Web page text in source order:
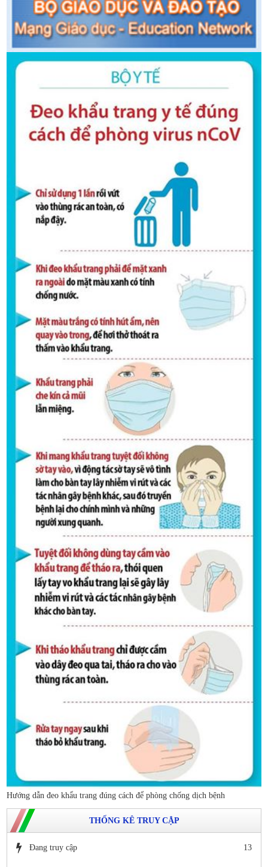
Hướng dẫn đeo khẩu trang đúng cách để phòng chống dịch bệnh
THỐNG KÊ TRUY CẬP
Đang truy cập 13